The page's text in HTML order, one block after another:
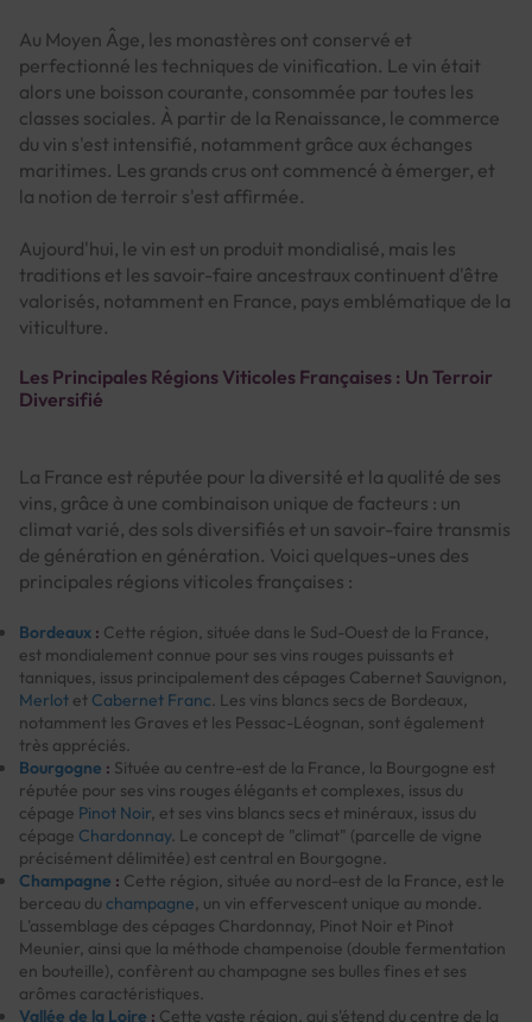
Au Moyen Âge, les monastères ont conservé et
perfectionné les techniques de vinification. Le vin était
alors une boisson courante, consommée par toutes les
classes sociales. À partir de la Renaissance, le commerce
du vin s'est intensifié, notamment grâce aux échanges
maritimes. Les grands crus ont commencé à émerger, et
la notion de terroir s'est affirmée.
Aujourd'hui, le vin est un produit mondialisé, mais les
traditions et les savoir-faire ancestraux continuent d'être
valorisés, notamment en France, pays emblématique de la
viticulture.
Les Principales Régions Viticoles Françaises : Un Terroir
Diversifié
La France est réputée pour la diversité et la qualité de ses
vins, grâce à une combinaison unique de facteurs : un
climat varié, des sols diversifiés et un savoir-faire transmis
de génération en génération. Voici quelques-unes des
principales régions viticoles françaises :
Bordeaux : Cette région, située dans le Sud-Ouest de la France,
est mondialement connue pour ses vins rouges puissants et
tanniques, issus principalement des cépages Cabernet Sauvignon,
Merlot et Cabernet Franc. Les vins blancs secs de Bordeaux,
notamment les Graves et les Pessac-Léognan, sont également
très appréciés.
Bourgogne : Située au centre-est de la France, la Bourgogne est
réputée pour ses vins rouges élégants et complexes, issus du
cépage Pinot Noir, et ses vins blancs secs et minéraux, issus du
cépage Chardonnay. Le concept de "climat" (parcelle de vigne
précisément délimitée) est central en Bourgogne.
Champagne : Cette région, située au nord-est de la France, est le
berceau du champagne, un vin effervescent unique au monde.
L'assemblage des cépages Chardonnay, Pinot Noir et Pinot
Meunier, ainsi que la méthode champenoise (double fermentation
en bouteille), confèrent au champagne ses bulles fines et ses
arômes caractéristiques.
Vallée de la Loire : Cette vaste région, qui s'étend du centre de la